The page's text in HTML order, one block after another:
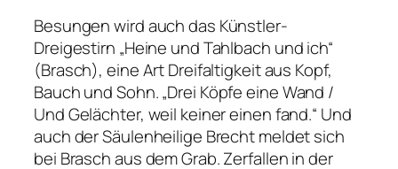
Besungen wird auch das Künstler-
Dreigestirn „Heine und Tahlbach und ich“
(Brasch), eine Art Dreifaltigkeit aus Kopf,
Bauch und Sohn. „Drei Köpfe eine Wand /
Und Gelächter, weil keiner einen fand.“ Und
auch der Säulenheilige Brecht meldet sich
bei Brasch aus dem Grab. Zerfallen in der